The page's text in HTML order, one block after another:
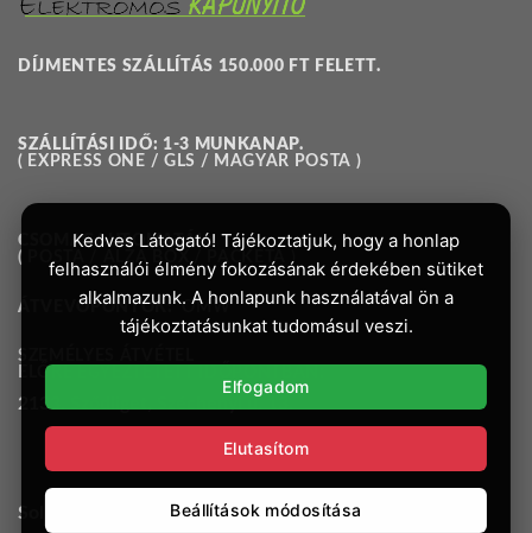
DÍJMENTES SZÁLLÍTÁS 150.000 FT FELETT.
SZÁLLÍTÁSI IDŐ: 1-3 MUNKANAP.
( EXPRESS ONE / GLS / MAGYAR POSTA )
CSOMAGAUTOMATÁK:
( POSTA / ALZA BOX / PACKETA )
ÁTVEVŐPONTOK:OMW
SZEMÉLYES ÁTVÉTEL
ELŐRE EGYEZTETETT IDŐPONTBAN:
2133. Sződliget, Széchenyi u. 13.
Solusmart Biztonságtechnika Kft.
Kedves Látogató! Tájékoztatjuk, hogy a honlap
felhasználói élmény fokozásának érdekében sütiket
alkalmazunk. A honlapunk használatával ön a
tájékoztatásunkat tudomásul veszi.
Elfogadom
Elutasítom
Beállítások módosítása